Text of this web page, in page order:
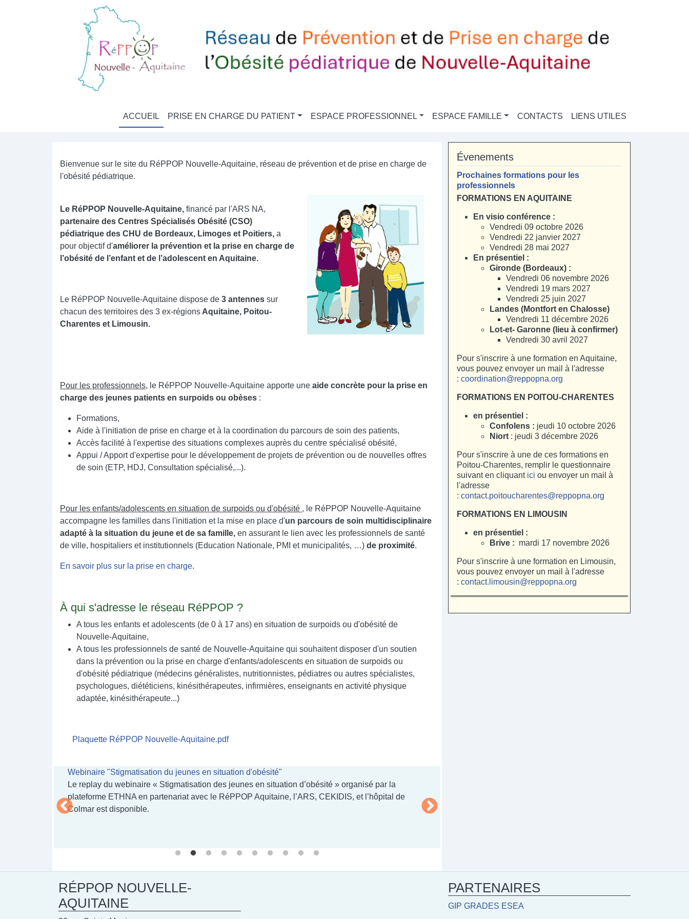
Main navigation
ACCUEIL PRISE EN CHARGE DU PATIENT ESPACE PROFESSIONNEL ESPACE FAMILLE CONTACTS LIENS UTILES
Bienvenue sur le site du RéPPOP Nouvelle-Aquitaine, réseau de prévention et de prise en charge de
l'obésité pédiatrique.
Le RéPPOP Nouvelle-Aquitaine, financé par l'ARS NA,
partenaire des Centres Spécialisés Obésité (CSO)
pédiatrique des CHU de Bordeaux, Limoges et Poitiers, a
pour objectif d'améliorer la prévention et la prise en charge de
l’obésité de l’enfant et de l’adolescent en Aquitaine.
Le RéPPOP Nouvelle-Aquitaine dispose de 3 antennes sur
chacun des territoires des 3 ex-régions Aquitaine, Poitou-
Charentes et Limousin.
Pour les professionnels, le RéPPOP Nouvelle-Aquitaine apporte une aide concrète pour la prise en
charge des jeunes patients en surpoids ou obèses :
Formations,
Aide à l'initiation de prise en charge et à la coordination du parcours de soin des patients,
Accès facilité à l'expertise des situations complexes auprès du centre spécialisé obésité,
Appui / Apport d'expertise pour le développement de projets de prévention ou de nouvelles offres
de soin (ETP, HDJ, Consultation spécialisé,...).
Pour les enfants/adolescents en situation de surpoids ou d'obésité , le RéPPOP Nouvelle-Aquitaine
accompagne les familles dans l'initiation et la mise en place d'un parcours de soin multidisciplinaire
adapté à la situation du jeune et de sa famille, en assurant le lien avec les professionnels de santé
de ville, hospitaliers et institutionnels (Education Nationale, PMI et municipalités, …) de proximité.
En savoir plus sur la prise en charge.
À qui s'adresse le réseau RéPPOP ?
A tous les enfants et adolescents (de 0 à 17 ans) en situation de surpoids ou d'obésité de
Nouvelle-Aquitaine,
A tous les professionnels de santé de Nouvelle-Aquitaine qui souhaitent disposer d'un soutien
dans la prévention ou la prise en charge d'enfants/adolescents en situation de surpoids ou
d'obésité pédiatrique (médecins généralistes, nutritionnistes, pédiatres ou autres spécialistes,
psychologues, diététiciens, kinésithérapeutes, infirmières, enseignants en activité physique
adaptée, kinésithérapeute...)
Document
Plaquette RéPPOP Nouvelle-Aquitaine.pdf
Webinaire "Stigmatisation du jeunes en situation d'obésité"
Le replay du webinaire « Stigmatisation des jeunes en situation d’obésité » organisé par la
plateforme ETHNA en partenariat avec le RéPPOP Aquitaine, l’ARS, CEKIDIS, et l’hôpital de
Colmar est disponible.
Retrouver le replay du webinaire sur les offres de soin pour le surpoids
Évenements
Prochaines formations pour les
professionnels
FORMATIONS EN AQUITAINE
En visio conférence :
Vendredi 09 octobre 2026
Vendredi 22 janvier 2027
Vendredi 28 mai 2027
En présentiel :
Gironde (Bordeaux) :
Vendredi 06 novembre 2026
Vendredi 19 mars 2027
Vendredi 25 juin 2027
Landes (Montfort en Chalosse)
Vendredi 11 décembre 2026
Lot-et- Garonne (lieu à confirmer)
Vendredi 30 avril 2027
Pour s'inscrire à une formation en Aquitaine,
vous pouvez envoyer un mail à l'adresse
: coordination@reppopna.org
FORMATIONS EN POITOU-CHARENTES
en présentiel :
Confolens : jeudi 10 octobre 2026
Niort : jeudi 3 décembre 2026
Pour s'inscrire à une de ces formations en
Poitou-Charentes, remplir le questionnaire
suivant en cliquant ici ou envoyer un mail à
l'adresse
: contact.poitoucharentes@reppopna.org
FORMATIONS EN LIMOUSIN
en présentiel :
Brive : mardi 17 novembre 2026
Pour s'inscrire à une formation en Limousin,
vous pouvez envoyer un mail à l'adresse
: contact.limousin@reppopna.org
RÉPPOP NOUVELLE-
AQUITAINE
PARTENAIRES
GIP GRADES ESEA
Panneau de gestion des cookies